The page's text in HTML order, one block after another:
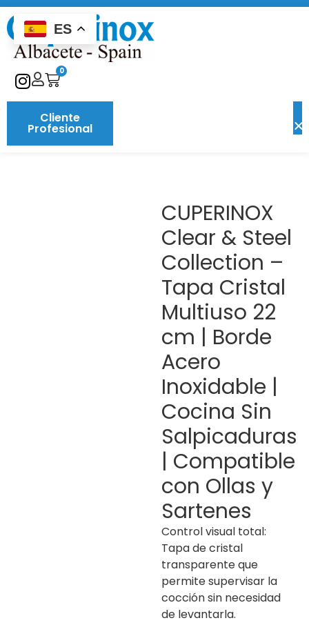
Cliente
Profesional
0
CUPERINOX
Clear & Steel
Collection –
Tapa Cristal
Multiuso 22
cm | Borde
Acero
Inoxidable |
Cocina Sin
Salpicaduras
| Compatible
con Ollas y
Sartenes
Control visual total:
Tapa de cristal
transparente que
permite supervisar la
cocción sin necesidad
de levantarla.
ES